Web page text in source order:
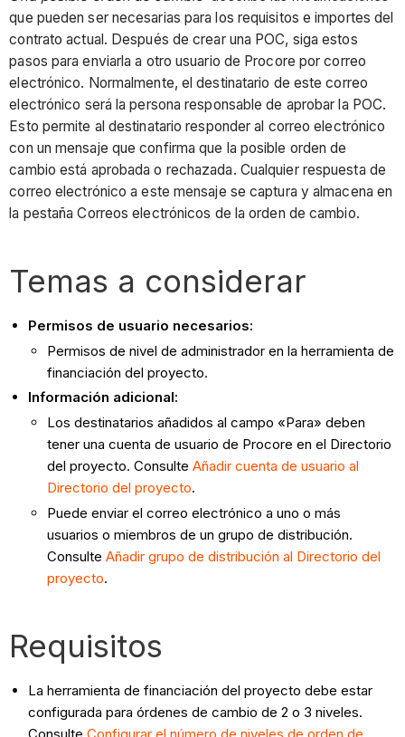
que pueden ser necesarias para los requisitos e importes del
contrato actual. Después de crear una POC, siga estos
pasos para enviarla a otro usuario de Procore por correo
electrónico. Normalmente, el destinatario de este correo
electrónico será la persona responsable de aprobar la POC.
Esto permite al destinatario responder al correo electrónico
con un mensaje que confirma que la posible orden de
cambio está aprobada o rechazada. Cualquier respuesta de
correo electrónico a este mensaje se captura y almacena en
la pestaña Correos electrónicos de la orden de cambio.
Temas a considerar
Permisos de usuario necesarios:
Permisos de nivel de administrador en la herramienta de
financiación del proyecto.
Información adicional:
Los destinatarios añadidos al campo «Para» deben
tener una cuenta de usuario de Procore en el Directorio
del proyecto. ConsulteAñadir cuenta de usuario al
Directorio del proyecto.
Puede enviar el correo electrónico a uno o más
usuarios o miembros de un grupo de distribución.
ConsulteAñadir grupo de distribución al Directorio del
proyecto.
Requisitos
La herramienta de financiación del proyecto debe estar
configurada para órdenes de cambio de 2 o 3 niveles.